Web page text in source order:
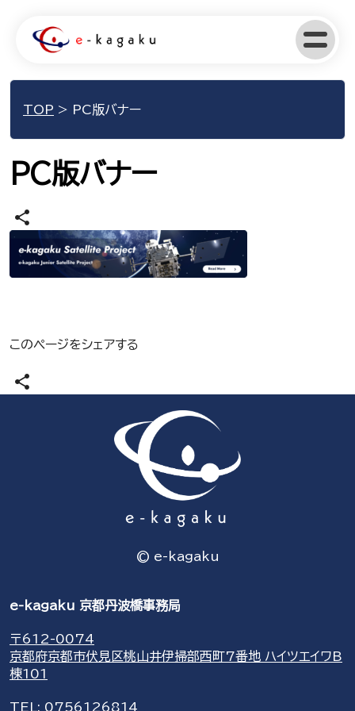
TOP > PC版バナー
PC版バナー
share
このページをシェアする
share
© e-kagaku
e-kagaku 京都丹波橋事務局
〒612-0074
京都府京都市伏見区桃山井伊掃部西町7番地 ハイツエイワB
棟101
TEL: 0756126814